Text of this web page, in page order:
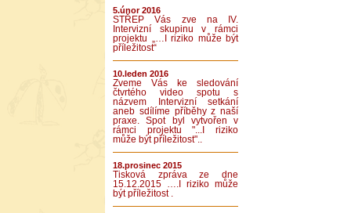
5.únor 2016
STŘEP Vás zve na IV.
Intervizní skupinu v rámci
projektu „…I riziko může být
příležitost“
10.leden 2016
Zveme Vás ke sledování
čtvrtého video spotu s
názvem Intervizní setkání
aneb sdílíme příběhy z naší
praxe. Spot byl vytvořen v
rámci projektu "...I riziko
může být příležitost"..
18.prosinec 2015
Tisková zpráva ze dne
15.12.2015 ….I riziko může
být příležitost .